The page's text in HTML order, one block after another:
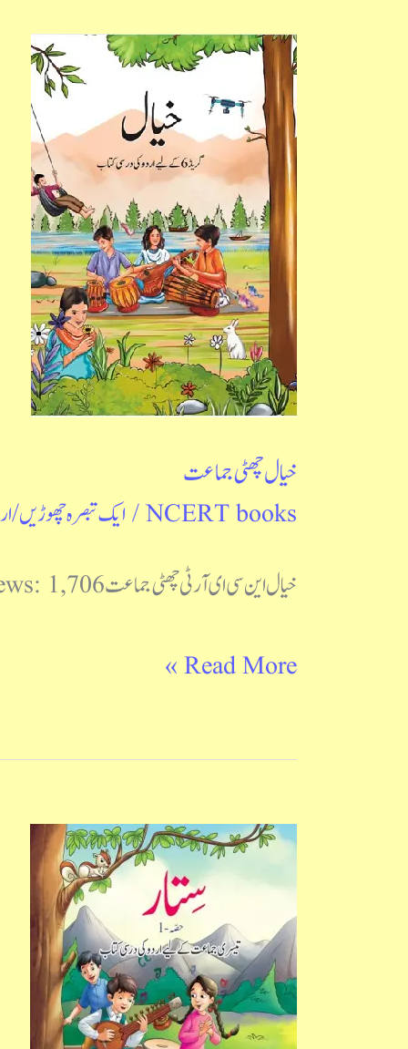
خیال چھٹی جماعت
NCERT books
/ایک تبصرہ چھوڑیں/
خیال این سی ای آر ٹی چھٹی جماعت Post Views: 1,706
خیال
چھٹی
جماعت
Read More »
سِتار
حصہ
اول
تیسری
جماعت